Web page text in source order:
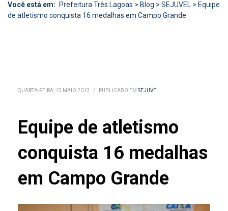
Você está em: Prefeitura Três Lagoas > Blog > SEJUVEL > Equipe
de atletismo conquista 16 medalhas em Campo Grande
QUARTA-FEIRA, 15 MAIO 2013 / PUBLICADO EM SEJUVEL
Equipe de atletismo
conquista 16 medalhas
em Campo Grande